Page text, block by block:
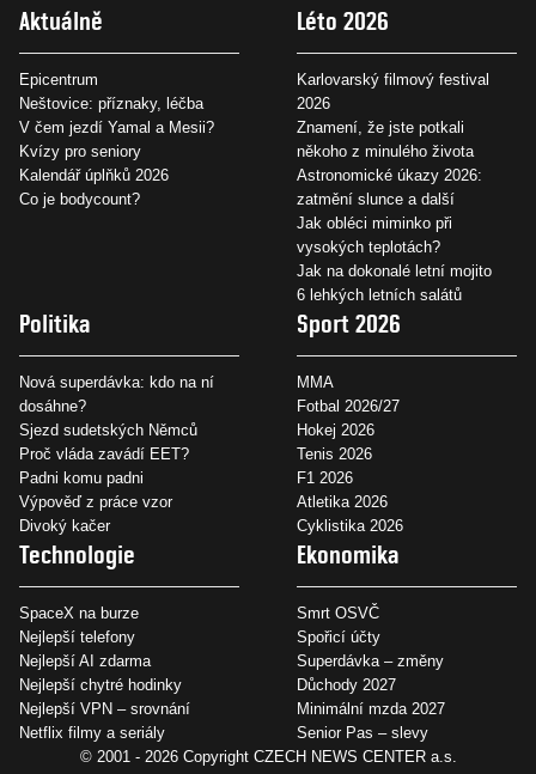
Aktuálně
Epicentrum
Neštovice: příznaky, léčba
V čem jezdí Yamal a Mesii?
Kvízy pro seniory
Kalendář úplňků 2026
Co je bodycount?
Léto 2026
Karlovarský filmový festival
2026
Znamení, že jste potkali
někoho z minulého života
Astronomické úkazy 2026:
zatmění slunce a další
Jak obléci miminko při
vysokých teplotách?
Jak na dokonalé letní mojito
6 lehkých letních salátů
Politika
Nová superdávka: kdo na ní
dosáhne?
Sjezd sudetských Němců
Proč vláda zavádí EET?
Padni komu padni
Výpověď z práce vzor
Divoký kačer
Sport 2026
MMA
Fotbal 2026/27
Hokej 2026
Tenis 2026
F1 2026
Atletika 2026
Cyklistika 2026
Technologie
SpaceX na burze
Nejlepší telefony
Nejlepší AI zdarma
Nejlepší chytré hodinky
Nejlepší VPN – srovnání
Netflix filmy a seriály
Ekonomika
Smrt OSVČ
Spořicí účty
Superdávka – změny
Důchody 2027
Minimální mzda 2027
Senior Pas – slevy
© 2001 - 2026 Copyright CZECH NEWS CENTER a.s.